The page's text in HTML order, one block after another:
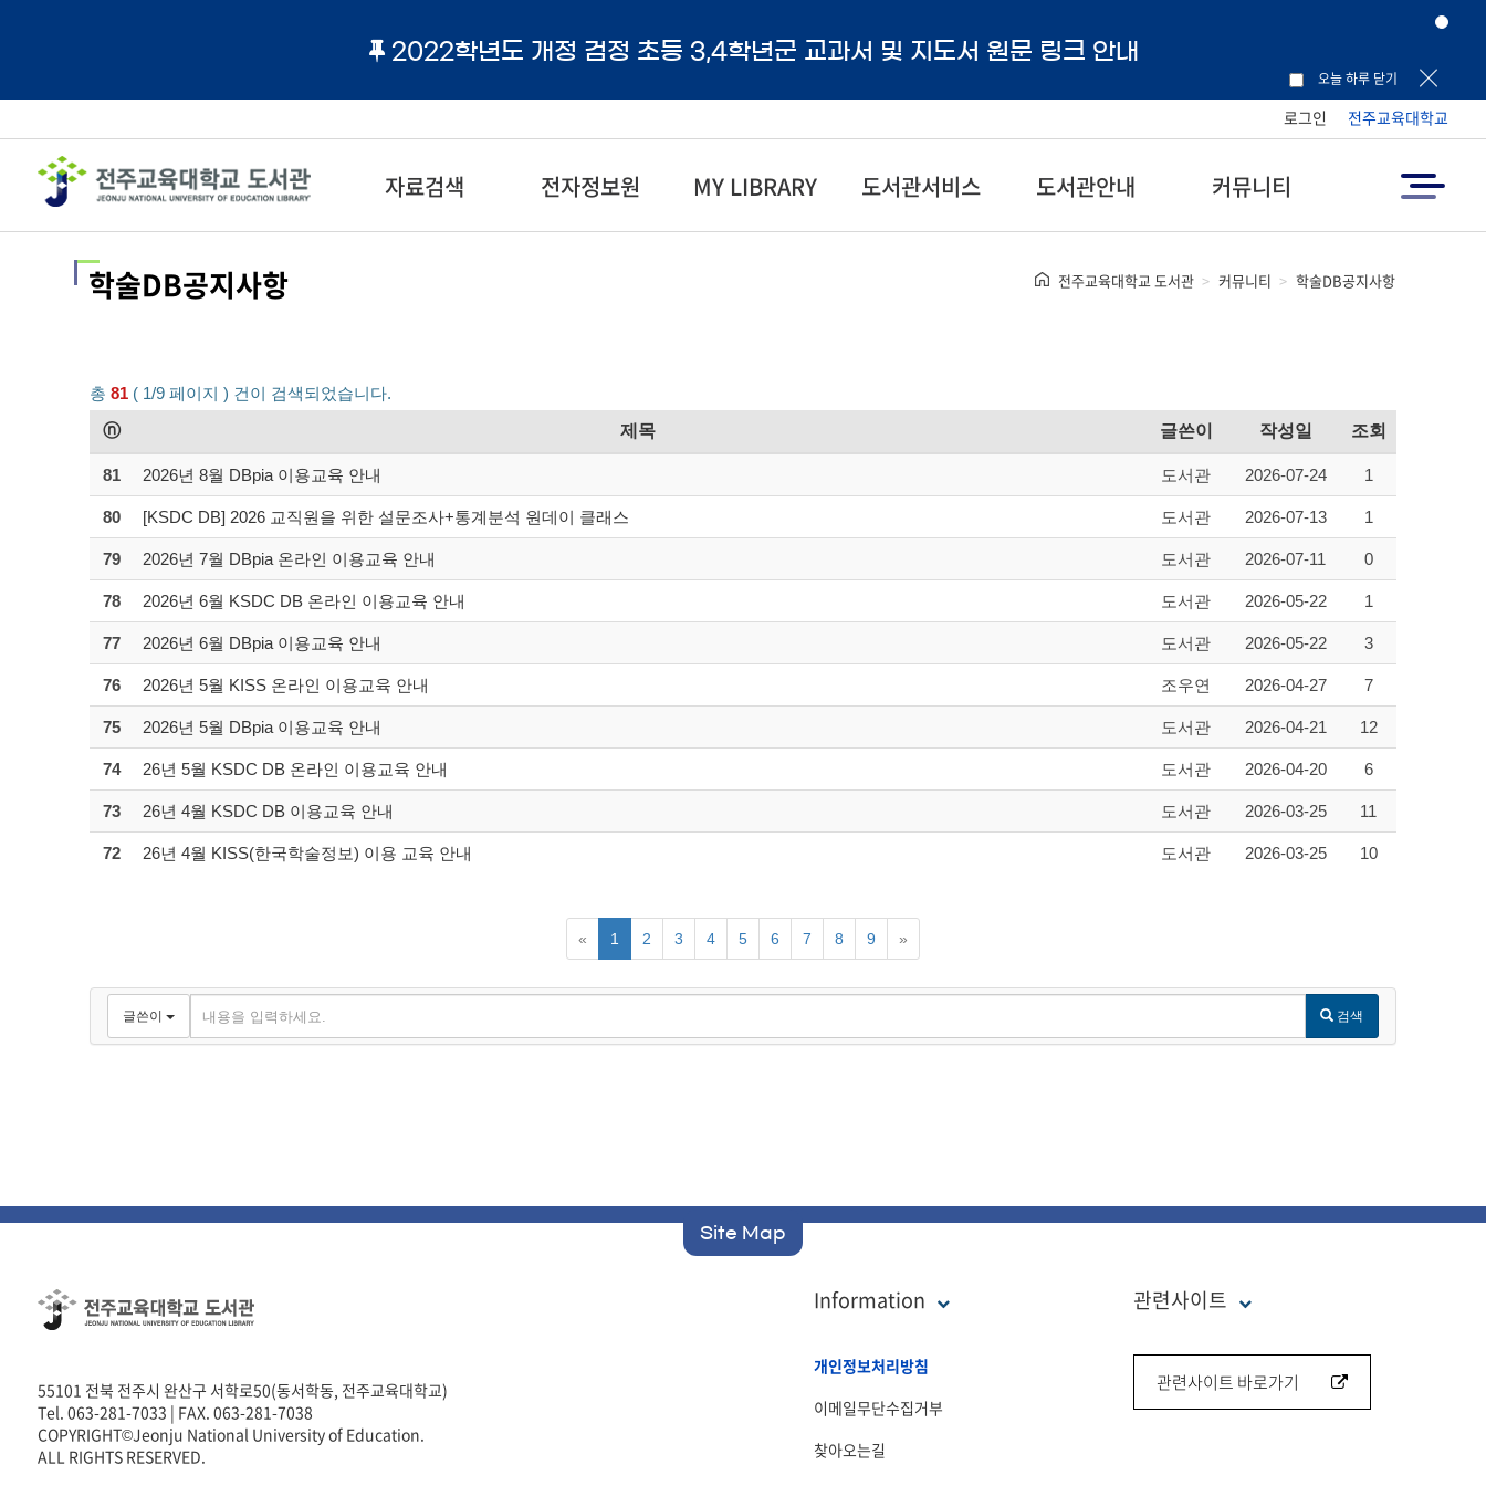
2022학년도 개정 검정 초등 3,4학년군 교과서 및 지도서 원문 링크 안내
오늘 하루 닫기
로그인 전주교육대학교
자료검색 전자정보원 MY LIBRARY 도서관서비스 도서관안내 커뮤니티
학술DB공지사항 전주교육대학교 도서관 커뮤니티 학술DB공지사항
총 81( 1/9 페이지 ) 건이 검색되었습니다.
ⓝ
제목 글쓴이 작성일 조회
81 2026년 8월 DBpia 이용교육 안내 도서관 2026-07-24 1
80 [KSDC DB] 2026 교직원을 위한 설문조사+통계분석 원데이 클래스 도서관 2026-07-13 1
79 2026년 7월 DBpia 온라인 이용교육 안내 도서관 2026-07-11 0
78 2026년 6월 KSDC DB 온라인 이용교육 안내 도서관 2026-05-22 1
77 2026년 6월 DBpia 이용교육 안내 도서관 2026-05-22 3
76 2026년 5월 KISS 온라인 이용교육 안내 조우연 2026-04-27 7
75 2026년 5월 DBpia 이용교육 안내 도서관 2026-04-21 12
74 26년 5월 KSDC DB 온라인 이용교육 안내 도서관 2026-04-20 6
73 26년 4월 KSDC DB 이용교육 안내 도서관 2026-03-25 11
72 26년 4월 KISS(한국학술정보) 이용 교육 안내 도서관 2026-03-25 10
« 1 2 3 4 5 6 7 8 9 »
글쓴이 검색
Site Map
55101 전북 전주시 완산구 서학로50(동서학동, 전주교육대학교)
Tel. 063-281-7033 | FAX. 063-281-7038
COPYRIGHT©Jeonju National University of Education.
ALL RIGHTS RESERVED.
Information
개인정보처리방침
이메일무단수집거부
찾아오는길
관련사이트
관련사이트 바로가기